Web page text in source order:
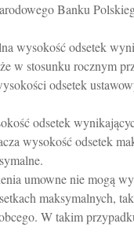
Banku
wysokość odsetek
w stosunku rocznym
odsetek
odsetek
wysokość odsetek
umowne nie mogą
maksymalnych,
W takim